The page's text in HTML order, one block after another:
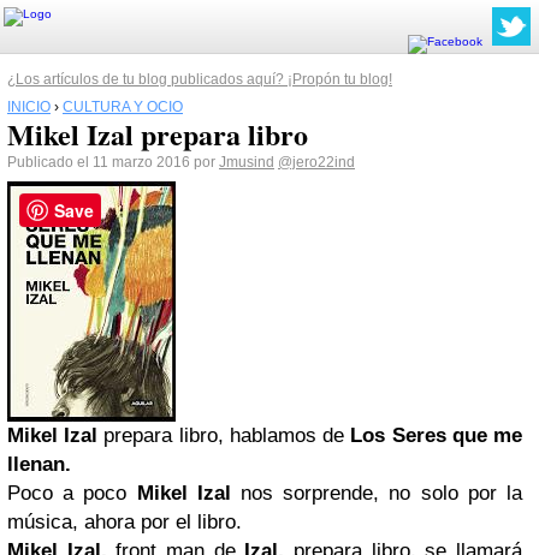
¿Los artículos de tu blog publicados aquí? ¡Propón tu blog!
INICIO › CULTURA Y OCIO
Mikel Izal prepara libro
Publicado el 11 marzo 2016 por Jmusind @jero22ind
Mikel Izal prepara libro, hablamos de Los Seres que me
llenan.
Poco a poco Mikel Izal nos sorprende, no solo por la
música, ahora por el libro.
Save